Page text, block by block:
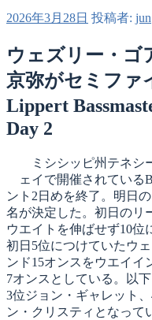
投
日:
2026年3月28日 投稿者: jun
ウェズリー・ゴ
京弥がセミファ
Lippert
Day 2
ミシシッピ州テネシ
ェイで開催されている
ント2日めを終了。明日
名が決定した。初日のリ
ウエイトを伸ばせず10位
初日5位につけていたウ
ンド15オンスをウエイイ
7オンスとしている。以
3位ジョン・ギャレット
ン・クリスティとなって